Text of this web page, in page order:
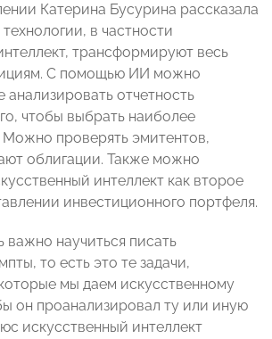
Катерина Бусурина рассказала
в частности
трансформируют весь
С помощью ИИ можно
анализировать отчетность
чтобы выбрать наиболее
Можно проверять эмитентов,
облигации. Также можно
интеллект как второе
инвестиционного портфеля.
важно научиться писать
то есть это те задачи,
мы даем искусственному
он проанализировал ту или иную
искусственный интеллект